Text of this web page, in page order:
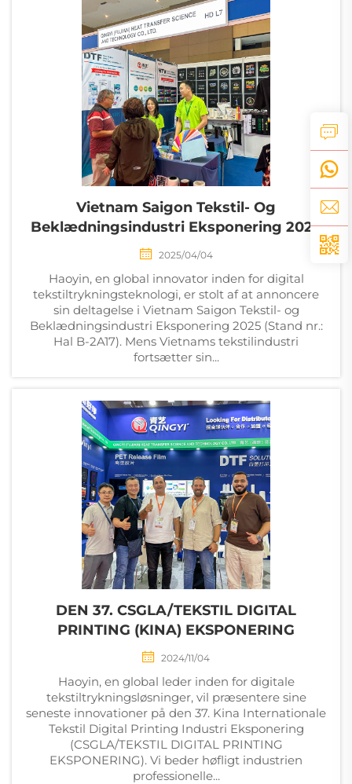
Vietnam Saigon Tekstil- Og
Beklædningsindustri Eksponering 2025
2025/04/04
Haoyin, en global innovator inden for digital
tekstiltrykningsteknologi, er stolt af at annoncere
sin deltagelse i Vietnam Saigon Tekstil- og
Beklædningsindustri Eksponering 2025 (Stand nr.:
Hal B-2A17). Mens Vietnams tekstilindustri
fortsætter sin...
DEN 37. CSGLA/TEKSTIL DIGITAL
PRINTING (KINA) EKSPONERING
2024/11/04
Haoyin, en global leder inden for digitale
tekstiltrykningsløsninger, vil præsentere sine
seneste innovationer på den 37. Kina Internationale
Tekstil Digital Printing Industri Eksponering
(CSGLA/TEKSTIL DIGITAL PRINTING
EKSPONERING). Vi beder høfligt industrien
professionelle...